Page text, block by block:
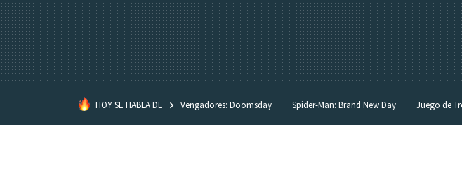
HOY SE HABLA DE Vengadores: Doomsday Spider-Man: Brand New Day Juego de